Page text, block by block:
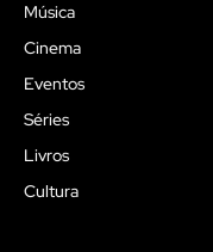
Música
Cinema
Eventos
Séries
Livros
Cultura